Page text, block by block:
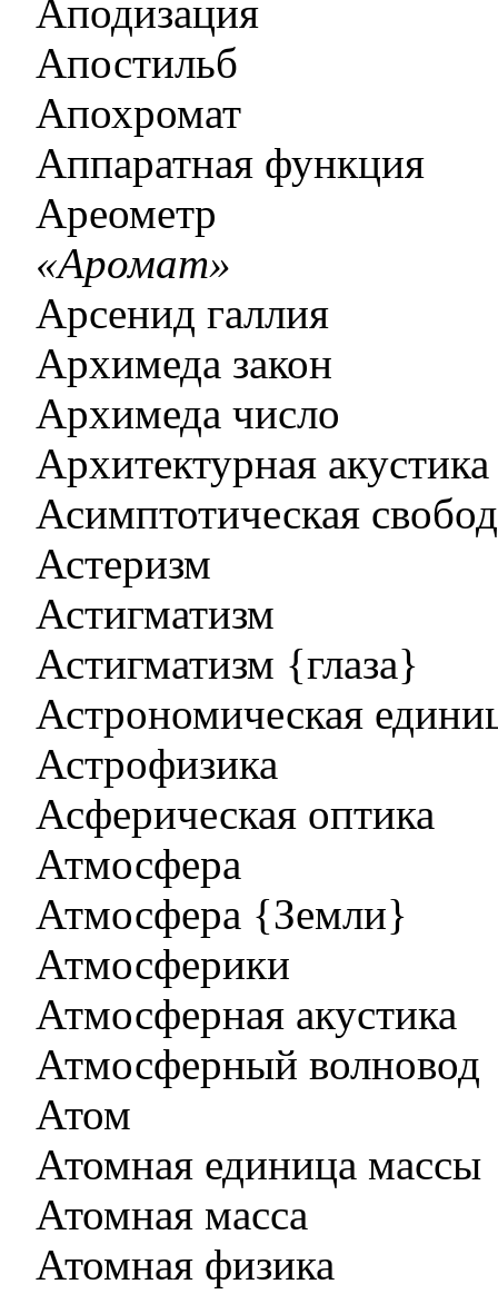
Аподизация
Апостильб
Апохромат
Аппаратная функция
Ареометр
«Аромат»
Арсенид галлия
Архимеда закон
Архимеда число
Архитектурная акустика
Асимптотическая
Астеризм
Астигматизм
Астигматизм {глаза}
Астрономическая
Астрофизика
Асферическая оптика
Атмосфера
Атмосфера {Земли}
Атмосферики
Атмосферная акустика
Атмосферный волновод
Атом
Атомная единица массы
Атомная масса
Атомная физика